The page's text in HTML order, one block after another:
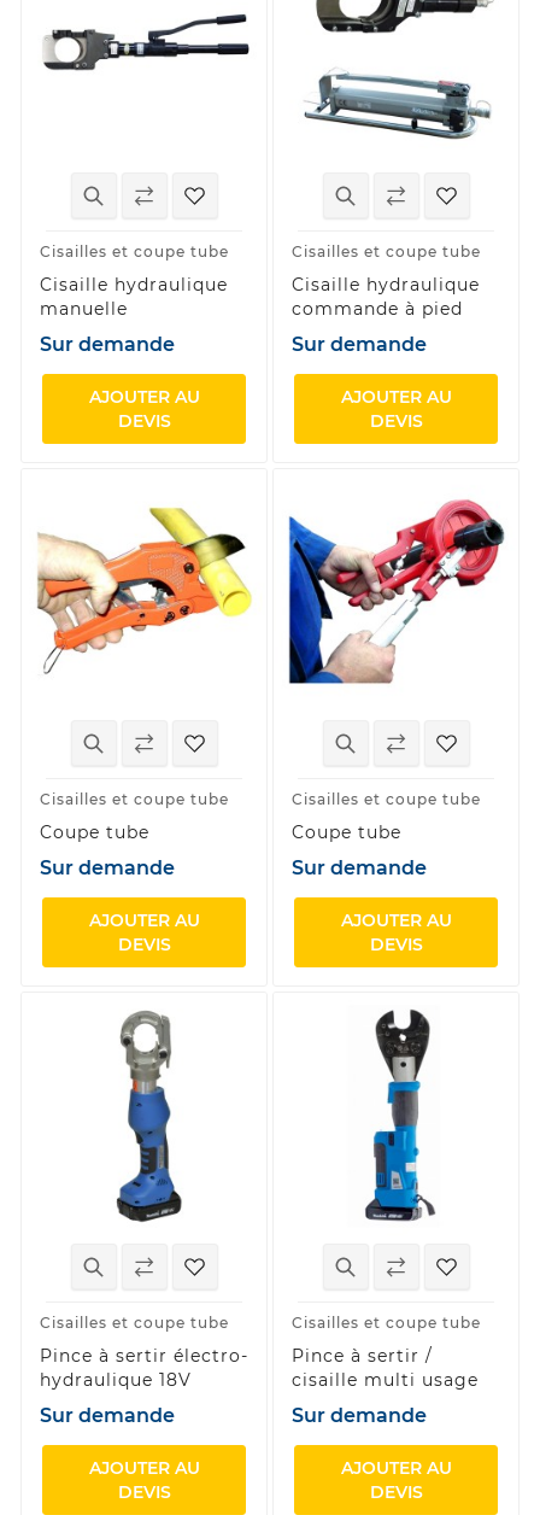
Cisailles et coupe tube
Cisaille hydraulique
manuelle
Sur demande
AJOUTER AU
DEVIS
Cisailles et coupe tube
Cisaille hydraulique
commande à pied
Sur demande
AJOUTER AU
DEVIS
Cisailles et coupe tube
Coupe tube
Sur demande
AJOUTER AU
DEVIS
Cisailles et coupe tube
Coupe tube
Sur demande
AJOUTER AU
DEVIS
Cisailles et coupe tube
Pince à sertir électro-
hydraulique 18V
Sur demande
AJOUTER AU
DEVIS
Cisailles et coupe tube
Pince à sertir /
cisaille multi usage
Sur demande
AJOUTER AU
DEVIS